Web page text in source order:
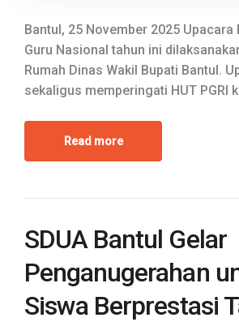
Bantul, 25 November 2025 Upacara
Guru Nasional tahun ini
Rumah Dinas Wakil Bupati Bantul.
sekaligus memperingati HUT PGRI
Read more
SDUA Bantul Gelar
Penganugerahan
Siswa Berprestasi